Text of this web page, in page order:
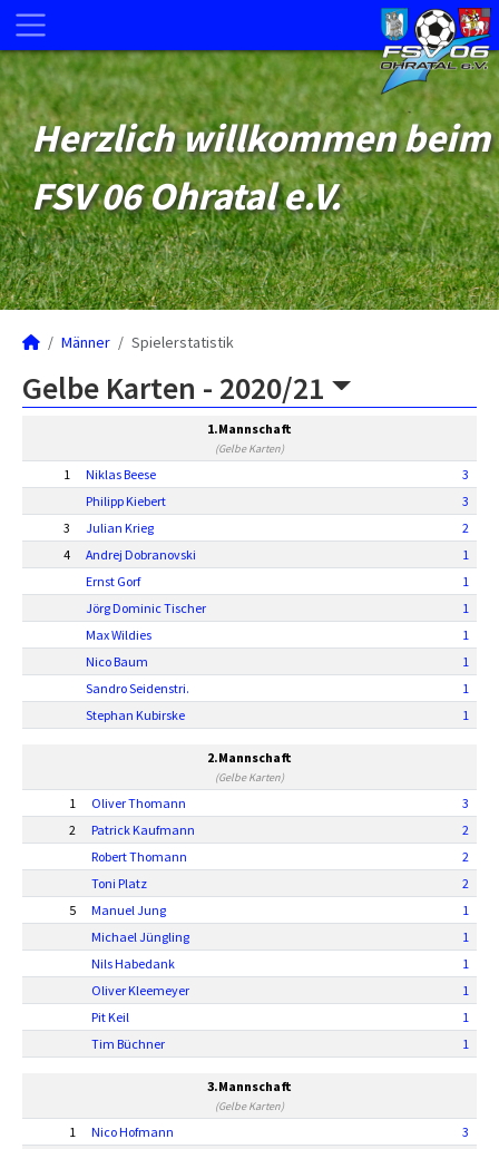
Herzlich willkommen beim
FSV 06 Ohratal e.V.
Männer Spielerstatistik
Gelbe Karten - 2020/21
1.Mannschaft
(Gelbe Karten)
1 Niklas Beese
3
Philipp Kiebert
3
3
Julian Krieg
2
4
Andrej Dobranovski
1
Ernst Gorf
1
Jörg Dominic Tischer
1
Max Wildies
1
Nico Baum
1
Sandro Seidenstri.
1
Stephan Kubirske
1
2.Mannschaft
(Gelbe Karten)
1 Oliver Thomann
3
2
Patrick Kaufmann
2
Robert Thomann
2
Toni Platz
2
5
Manuel Jung
1
Michael Jüngling
1
Nils Habedank
1
Oliver Kleemeyer
1
Pit Keil
1
Tim Büchner
1
3.Mannschaft
(Gelbe Karten)
1 Nico Hofmann
3